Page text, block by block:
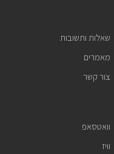
שאלות ותשובות
מאמרים
צור קשר
וואטסאפ
וויז